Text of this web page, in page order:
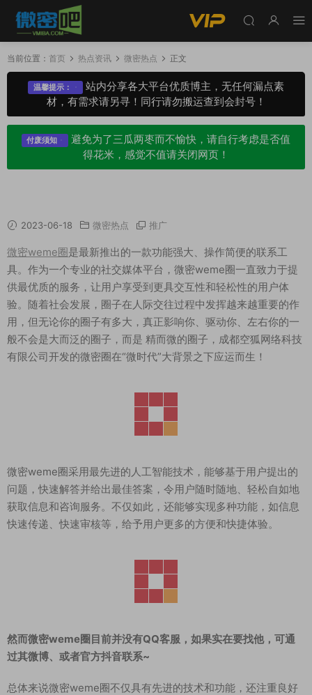
当前位置： 首页 热点资讯 微密热点 正文
温馨提示：
站内分享各大平台优质博主，无任何漏点素
材，有需求请另寻！同行请勿搬运查到会封号！
付废须知
避免为了三瓜两枣而不愉快，请自行考虑是否值
得花米，感觉不值请关闭网页！
2023-06-18 微密热点 推广
微密weme圈是最新推出的一款功能强大、操作简便的联系工
具。作为一个专业的社交媒体平台，微密weme圈一直致力于提
供最优质的服务，让用户享受到更具交互性和轻松性的用户体
验。随着社会发展，圈子在人际交往过程中发挥越来越重要的作
用，但无论你的圈子有多大，真正影响你、驱动你、左右你的一
般不会是大而泛的圈子，而是 精而微的圈子，成都空狐网络科技
有限公司开发的微密圈在“微时代”大背景之下应运而生！
微密weme圈采用最先进的人工智能技术，能够基于用户提出的
问题，快速解答并给出最佳答案，令用户随时随地、轻松自如地
获取信息和咨询服务。不仅如此，还能够实现多种功能，如信息
快速传递、快速审核等，给予用户更多的方便和快捷体验。
然而微密weme圈目前并没有QQ客服，如果实在要找他，可通
过其微博、或者官方抖音联系~
总体来说微密weme圈不仅具有先进的技术和功能，还注重良好